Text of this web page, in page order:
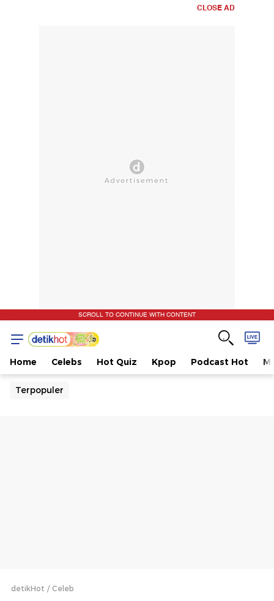
CLOSE AD
SCROLL TO CONTINUE WITH CONTENT
Home Celebs Hot Quiz Kpop Podcast Hot
Terpopuler
detikHot Celeb